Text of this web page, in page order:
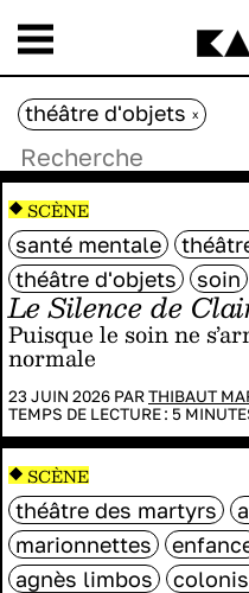
Le Silence de
Puisque le soin ne
normale
23 JUIN 2026 PARTHIBAUT
TEMPS DE LECTURE : 5
santé mentale
théâtre d'objets
soin
SCÈNE
théâtre des martyrs
marionnettes
agnès limbos
SCÈNE
théâtre d'objets x